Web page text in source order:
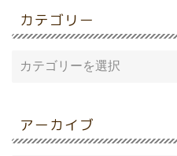
カテゴリー
アーカイブ